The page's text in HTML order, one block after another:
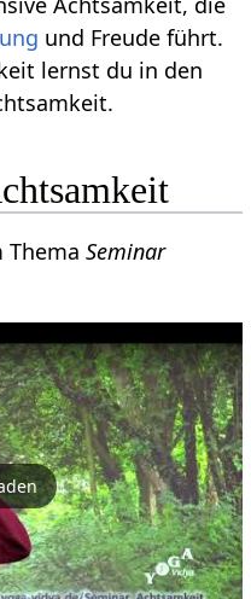
und Freude führt.
lernst du in den
ThemaSeminar